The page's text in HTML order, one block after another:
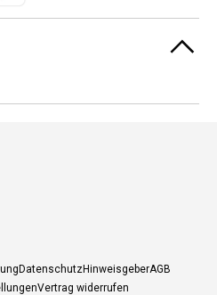
DatenschutzHinweisgeberAGB
Vertrag widerrufen